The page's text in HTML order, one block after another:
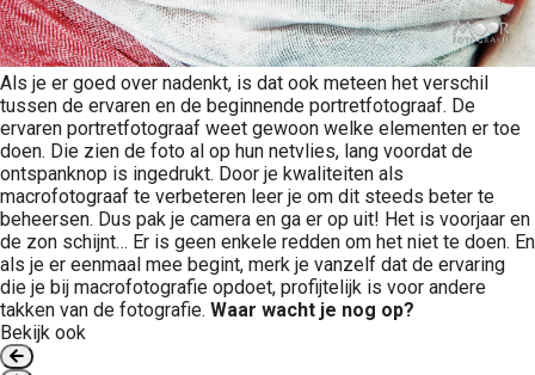
Als je er goed over nadenkt, is dat ook meteen het verschil
tussen de ervaren en de beginnende portretfotograaf. De
ervaren portretfotograaf weet gewoon welke elementen er toe
doen. Die zien de foto al op hun netvlies, lang voordat de
ontspanknop is ingedrukt. Door je kwaliteiten als
macrofotograaf te verbeteren leer je om dit steeds beter te
beheersen. Dus pak je camera en ga er op uit! Het is voorjaar en
de zon schijnt… Er is geen enkele redden om het niet te doen. En
als je er eenmaal mee begint, merk je vanzelf dat de ervaring
die je bij macrofotografie opdoet, profijtelijk is voor andere
takken van de fotografie. Waar wacht je nog op?
Bekijk ook